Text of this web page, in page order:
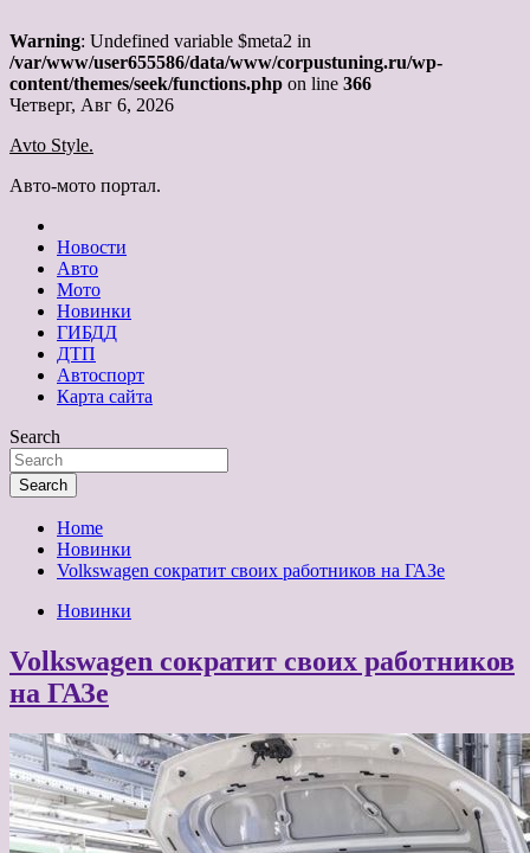
Warning: Undefined variable $meta2 in
/var/www/user655586/data/www/corpustuning.ru/wp-
content/themes/seek/functions.php on line 366
Skip
content
Четверг, Авг 6, 2026
Avto Style.
Авто-мото портал.
Новости
Авто
Мото
Новинки
ГИБДД
ДТП
Автоспорт
Карта сайта
Search
Search
Home
Новинки
Volkswagen сократит своих работников на ГАЗе
Новинки
Volkswagen сократит своих работников
на ГАЗе